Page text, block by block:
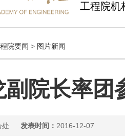
工程院机
院要闻 > 图片新闻
副院长率团
处 发表时间： 2016-12-07